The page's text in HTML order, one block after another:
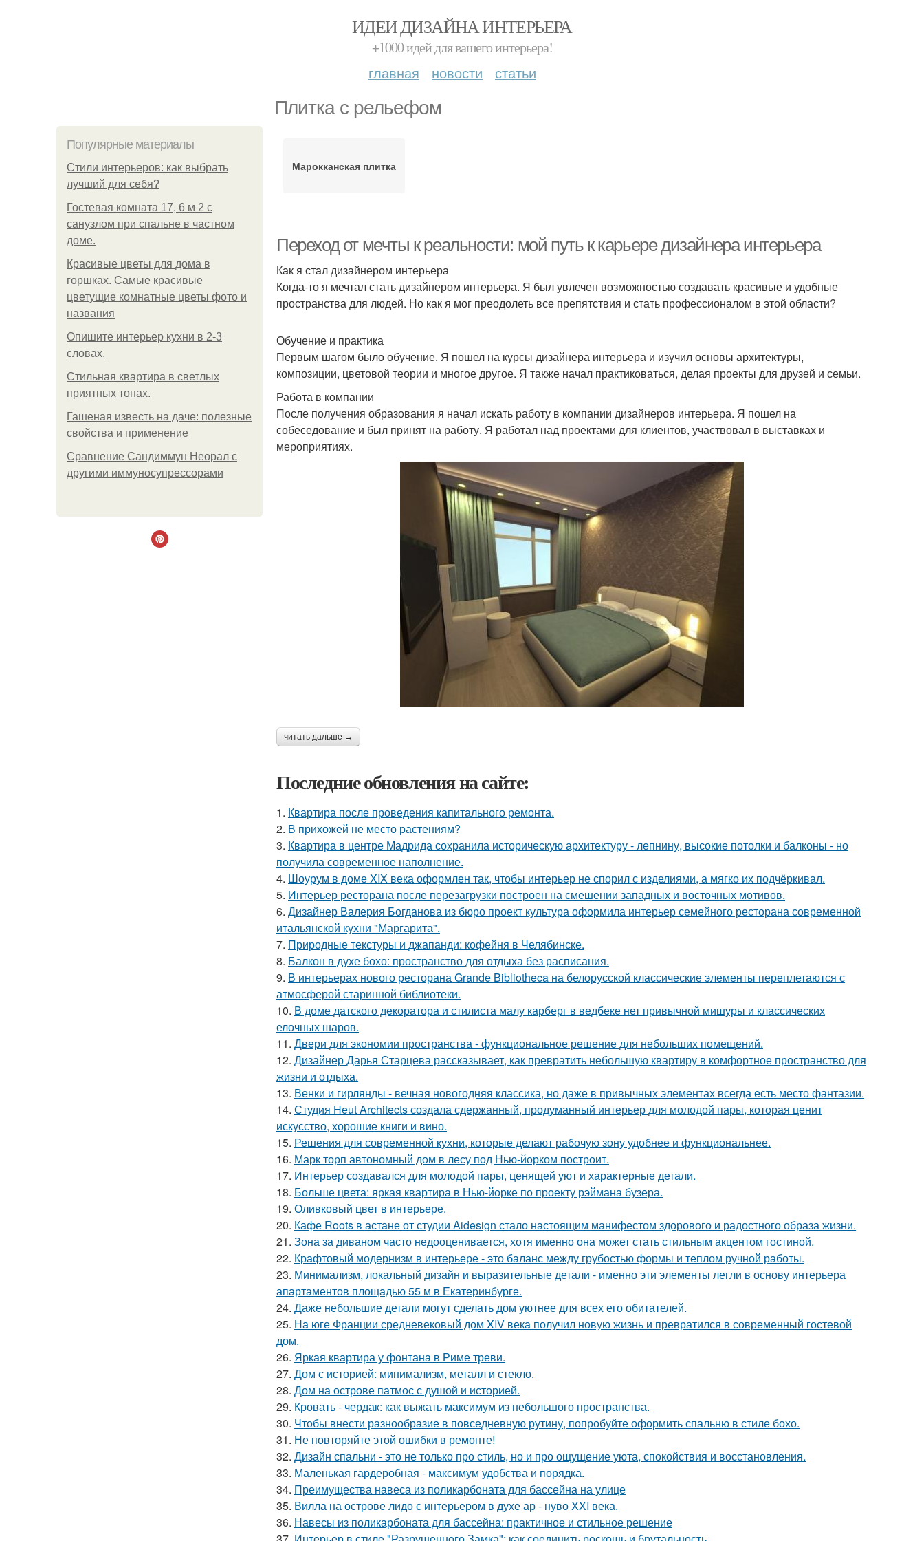
ИДЕИ ДИЗАЙНА ИНТЕРЬЕРА
+1000 идей для вашего интерьера!
главная новости статьи
Плитка с рельефом
Популярные материалы
Стили интерьеров: как выбрать
лучший для себя?
Гостевая комната 17, 6 м 2 с
санузлом при спальне в частном
доме.
Красивые цветы для дома в
горшках. Самые красивые
цветущие комнатные цветы фото и
названия
Опишите интерьер кухни в 2-3
словах.
Стильная квартира в светлых
приятных тонах.
Гашеная известь на даче: полезные
свойства и применение
Сравнение Сандиммун Неорал с
другими иммуносупрессорами
Марокканская плитка
Переход от мечты к реальности: мой путь к карьере дизайнера интерьера
Как я стал дизайнером интерьера
Когда-то я мечтал стать дизайнером интерьера. Я был увлечен возможностью создавать красивые и удобные
пространства для людей. Но как я мог преодолеть все препятствия и стать профессионалом в этой области?
Обучение и практика
Первым шагом было обучение. Я пошел на курсы дизайнера интерьера и изучил основы архитектуры,
композиции, цветовой теории и многое другое. Я также начал практиковаться, делая проекты для друзей и семьи.
Работа в компании
После получения образования я начал искать работу в компании дизайнеров интерьера. Я пошел на
собеседование и был принят на работу. Я работал над проектами для клиентов, участвовал в выставках и
мероприятиях.
читать дальше →
Последние обновления на сайте:
1. Квартира после проведения капитального ремонта.
2. В прихожей не место растениям?
3. Квартира в центре Мадрида сохранила историческую архитектуру - лепнину, высокие потолки и балконы - но
получила современное наполнение.
4. Шоурум в доме XIX века оформлен так, чтобы интерьер не спорил с изделиями, а мягко их подчёркивал.
5. Интерьер ресторана после перезагрузки построен на смешении западных и восточных мотивов.
6. Дизайнер Валерия Богданова из бюро проект культура оформила интерьер семейного ресторана современной
итальянской кухни "Маргарита".
7. Природные текстуры и джапанди: кофейня в Челябинске.
8. Балкон в духе бохо: пространство для отдыха без расписания.
9. В интерьерах нового ресторана Grande Bibliotheca на белорусской классические элементы переплетаются с
атмосферой старинной библиотеки.
10. В доме датского декоратора и стилиста малу карберг в ведбеке нет привычной мишуры и классических
елочных шаров.
11. Двери для экономии пространства - функциональное решение для небольших помещений.
12. Дизайнер Дарья Старцева рассказывает, как превратить небольшую квартиру в комфортное пространство для
жизни и отдыха.
13. Венки и гирлянды - вечная новогодняя классика, но даже в привычных элементах всегда есть место фантазии.
14. Студия Heut Architects создала сдержанный, продуманный интерьер для молодой пары, которая ценит
искусство, хорошие книги и вино.
15. Решения для современной кухни, которые делают рабочую зону удобнее и функциональнее.
16. Марк торп автономный дом в лесу под Нью-йорком построит.
17. Интерьер создавался для молодой пары, ценящей уют и характерные детали.
18. Больше цвета: яркая квартира в Нью-йорке по проекту рэймана бузера.
19. Оливковый цвет в интерьере.
20. Кафе Roots в астане от студии Aidesign стало настоящим манифестом здорового и радостного образа жизни.
21. Зона за диваном часто недооценивается, хотя именно она может стать стильным акцентом гостиной.
22. Крафтовый модернизм в интерьере - это баланс между грубостью формы и теплом ручной работы.
23. Минимализм, локальный дизайн и выразительные детали - именно эти элементы легли в основу интерьера
апартаментов площадью 55 м в Екатеринбурге.
24. Даже небольшие детали могут сделать дом уютнее для всех его обитателей.
25. На юге Франции средневековый дом XIV века получил новую жизнь и превратился в современный гостевой
дом.
26. Яркая квартира у фонтана в Риме треви.
27. Дом с историей: минимализм, металл и стекло.
28. Дом на острове патмос с душой и историей.
29. Кровать - чердак: как выжать максимум из небольшого пространства.
30. Чтобы внести разнообразие в повседневную рутину, попробуйте оформить спальню в стиле бохо.
31. Не повторяйте этой ошибки в ремонте!
32. Дизайн спальни - это не только про стиль, но и про ощущение уюта, спокойствия и восстановления.
33. Маленькая гардеробная - максимум удобства и порядка.
34. Преимущества навеса из поликарбоната для бассейна на улице
35. Вилла на острове лидо с интерьером в духе ар - нуво XXI века.
36. Навесы из поликарбоната для бассейна: практичное и стильное решение